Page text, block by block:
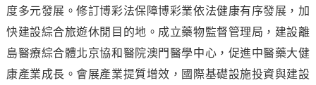
度多元發展。修訂博彩法保障博彩業依法健康有序發展，加
快建設綜合旅遊休閒目的地。成立藥物監督管理局，建設離
島醫療綜合體北京協和醫院澳門醫學中心，促進中醫藥大健
康產業成長。會展產業提質增效，國際基礎設施投資與建設